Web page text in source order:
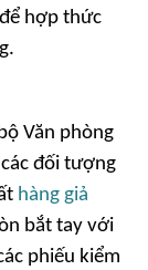
hợp thức
Văn phòng
đối tượng
hàng giả
bắt tay với
phiếu kiểm